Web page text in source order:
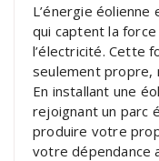
L’énergie
qui captent la
l’électricité. Cette
seulement propre,
En installant une
rejoignant un parc
produire votre
votre dépendance